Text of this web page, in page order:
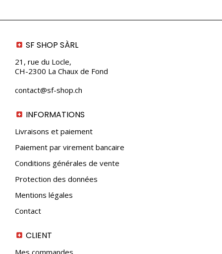
SF SHOP SÀRL
21, rue du Locle,
CH-2300 La Chaux de Fond
contact@sf-shop.ch
INFORMATIONS
Livraisons et paiement
Paiement par virement bancaire
Conditions générales de vente
Protection des données
Mentions légales
Contact
CLIENT